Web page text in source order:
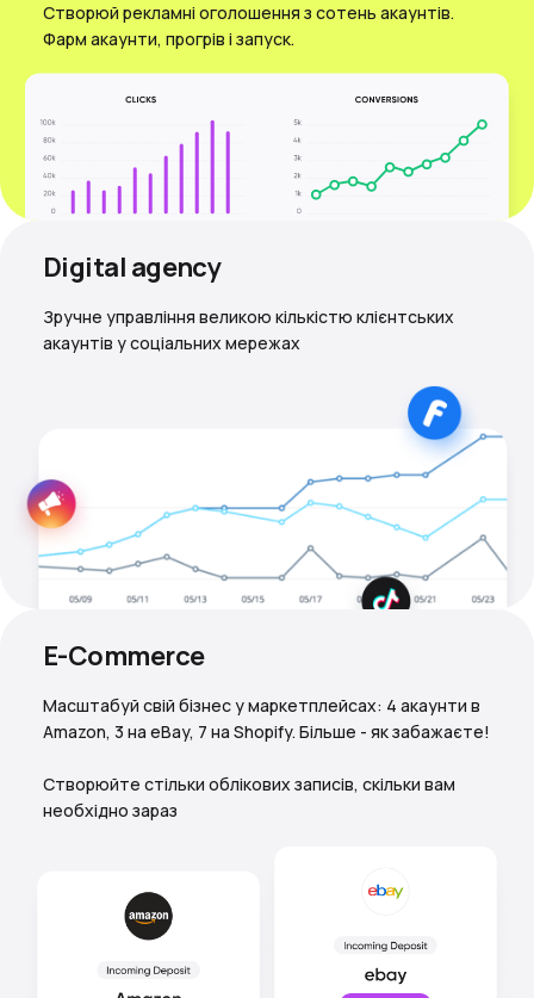
Створюй рекламні оголошення з сотень акаунтів.
Фарм акаунти, прогрів і запуск.
Digital agency
Зручне управління великою кількістю клієнтських
акаунтів у соціальних мережах
E-Commerce
Масштабуй свій бізнес у маркетплейсах: 4 акаунти в
Amazon, 3 на eBay, 7 на Shopify. Більше - як забажаєте!
Створюйте стільки облікових записів, скільки вам
необхідно зараз